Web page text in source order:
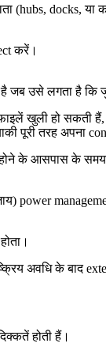
(hubs, docks,
करें।
जब उसे लगता है कि
खुली हो सकती
पूरी तरह अपना
के आसपास के समय
power
अवधि के बाद
होती हैं।